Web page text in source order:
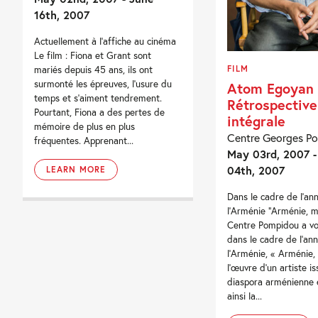
16th, 2007
Actuellement à l’affiche au cinéma
Le film : Fiona et Grant sont
mariés depuis 45 ans, ils ont
surmonté les épreuves, l’usure du
temps et s’aiment tendrement.
Pourtant, Fiona a des pertes de
mémoire de plus en plus
fréquentes. Apprenant...
LEARN MORE
FILM
Atom Egoyan
Rétrospective
intégrale
Centre Georges
May 03rd, 2007
04th, 2007
Dans le cadre de
l’Arménie “Arménie,
Centre Pompidou a
dans le cadre de
l’Arménie, «
l’œuvre d’un artiste
diaspora
ainsi la...